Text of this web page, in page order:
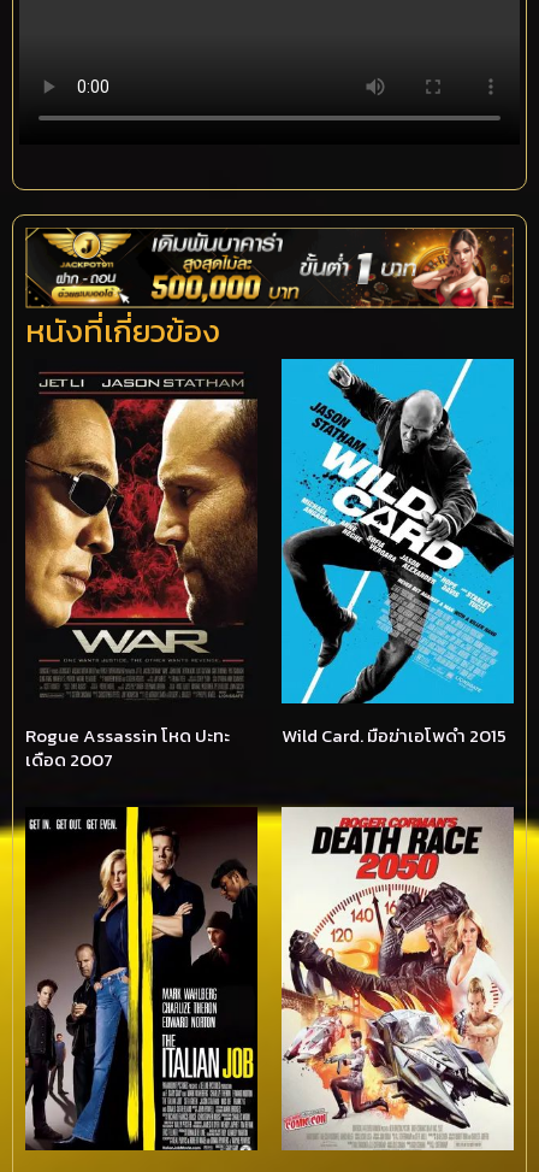
หนังที่เกี่ยวข้อง
Rogue Assassin โหด ปะทะ
เดือด 2007
Wild Card. มือฆ่าเอโพดำ 2015